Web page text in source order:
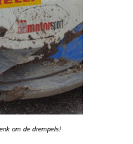
om de drempels!